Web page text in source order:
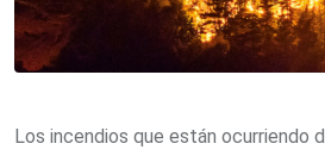
Los incendios que están ocurriendo